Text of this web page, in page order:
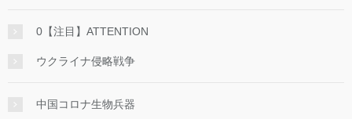
0【注目】ATTENTION
ウクライナ侵略戦争
中国コロナ生物兵器